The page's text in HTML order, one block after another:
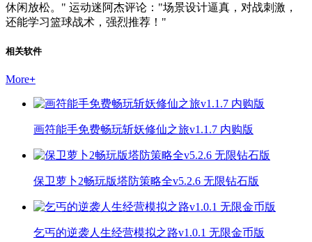
休闲放松。" 运动迷阿杰评论："场景设计逼真，对战刺激，
还能学习篮球战术，强烈推荐！"
相关软件
More+
画符能手免费畅玩斩妖修仙之旅v1.1.7 内购版
保卫萝卜2畅玩版塔防策略全v5.2.6 无限钻石版
乞丐的逆袭人生经营模拟之路v1.0.1 无限金币版